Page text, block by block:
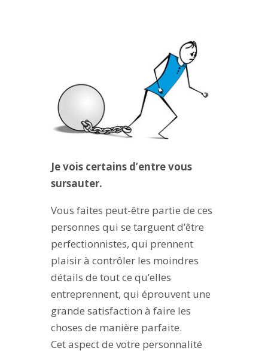
Je vois certains d’entre vous
sursauter.
Vous faites peut-être partie de ces
personnes qui se targuent d’être
perfectionnistes, qui prennent
plaisir à contrôler les moindres
détails de tout ce qu’elles
entreprennent, qui éprouvent une
grande satisfaction à faire les
choses de manière parfaite.
Cet aspect de votre personnalité